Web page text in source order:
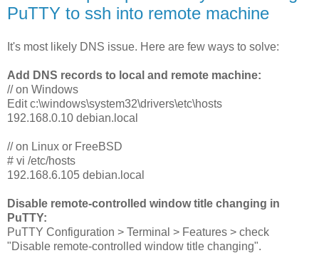
PuTTY to ssh into remote machine
It's most likely DNS issue. Here are few ways to solve:
Add DNS records to local and remote machine:
// on Windows
Edit c:\windows\system32\drivers\etc\hosts
192.168.0.10 debian.local
// on Linux or FreeBSD
# vi /etc/hosts
192.168.6.105 debian.local
Disable remote-controlled window title changing in
PuTTY:
PuTTY Configuration > Terminal > Features > check
"Disable remote-controlled window title changing".